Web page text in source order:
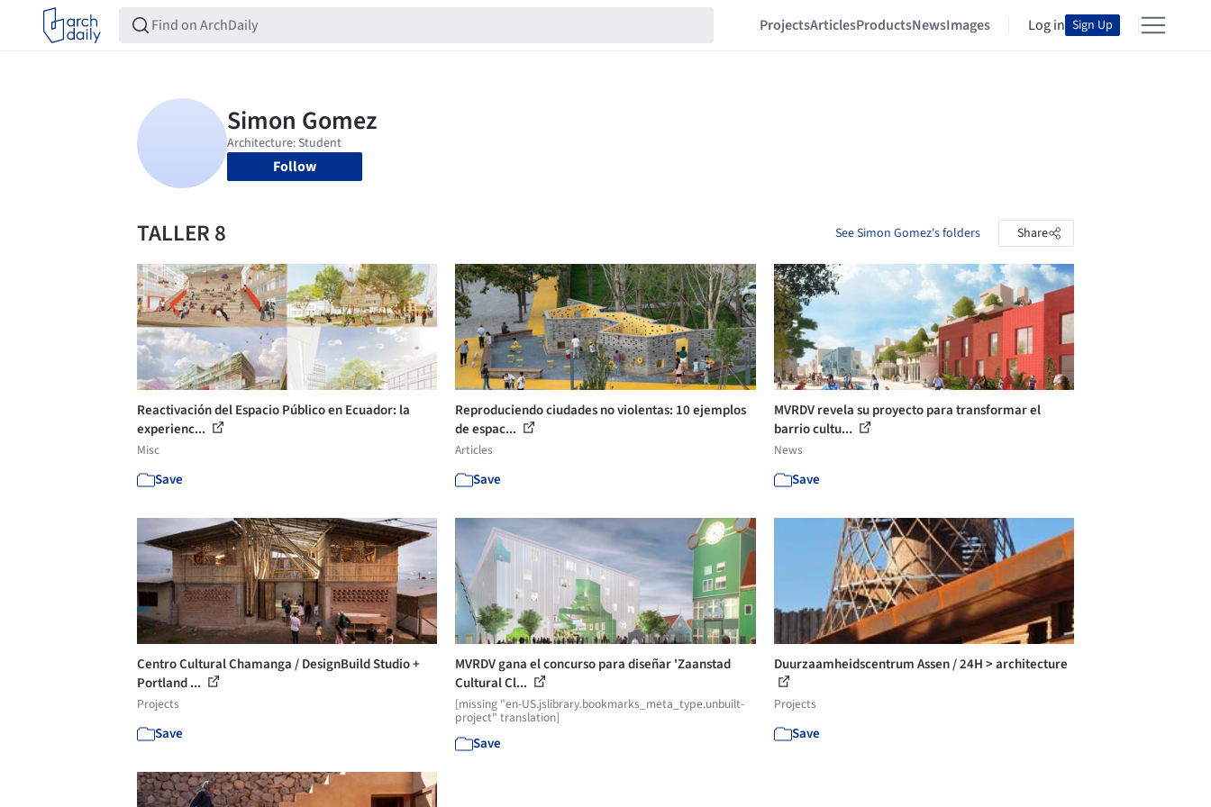
ProjectsArticlesProductsNewsImages Log in Sign Up
Follow
TALLER 8 See Simon Gomez's folders Share
Reactivación del Espacio Público en Ecuador: la
experienc...
Misc
Save
Reproduciendo ciudades no violentas: 10 ejemplos
de espac...
Articles
Save
MVRDV revela su proyecto para transformar el
barrio cultu...
News
Save
Centro Cultural Chamanga / DesignBuild Studio +
Portland ...
Projects
Save
MVRDV gana el concurso para diseñar 'Zaanstad
Cultural Cl...
[missing "en-US.jslibrary.bookmarks_meta_type.unbuilt-
project" translation]
Save
Duurzaamheidscentrum Assen / 24H > architecture
Projects
Save